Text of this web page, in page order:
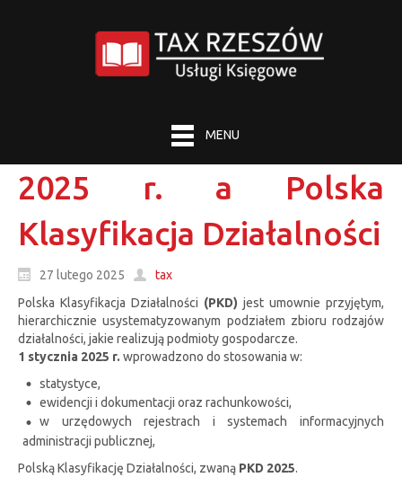
MENU
2025 r. a Polska
Klasyfikacja Działalności
27 lutego 2025
tax
Polska Klasyfikacja Działalności (PKD) jest umownie przyjętym,
hierarchicznie usystematyzowanym podziałem zbioru rodzajów
działalności, jakie realizują podmioty gospodarcze.
1 stycznia 2025 r. wprowadzono do stosowania w:
statystyce,
ewidencji i dokumentacji oraz rachunkowości,
w urzędowych rejestrach i systemach informacyjnych
administracji publicznej,
Polską Klasyfikację Działalności, zwaną PKD 2025.